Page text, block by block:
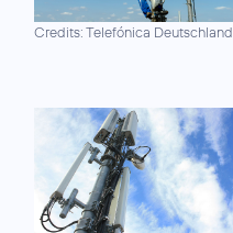
Credits: Telefónica Deutschland